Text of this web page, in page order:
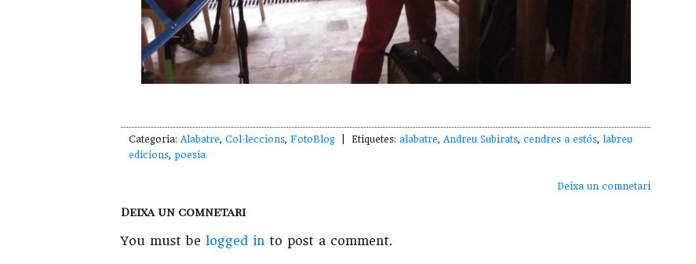
Categoria:Alabatre,Col·leccions, FotoBlog | Etiquetes:alabatre,Andreu Subirats,cendres a estós,labreu
edicions, poesia
Deixa un comnetari
Deixa un comnetari
You must belogged in to post a comment.